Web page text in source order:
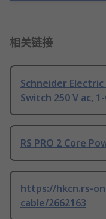
相关链接
Schneider
Switch 250 V ac,
RS PRO 2 Core
https://hkcn.rs-
cable/2662163